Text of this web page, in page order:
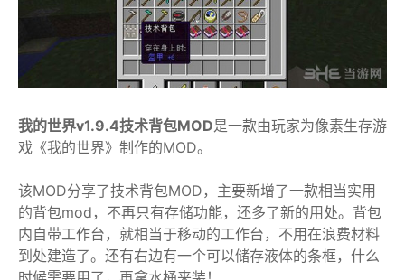
我的世界v1.9.4技术背包MOD是一款由玩家为像素生存游
戏《我的世界》制作的MOD。
该MOD分享了技术背包MOD，主要新增了一款相当实用
的背包mod，不再只有存储功能，还多了新的用处。背包
内自带工作台，就相当于移动的工作台，不用在浪费材料
到处建造了。还有右边有一个可以储存液体的条框，什么